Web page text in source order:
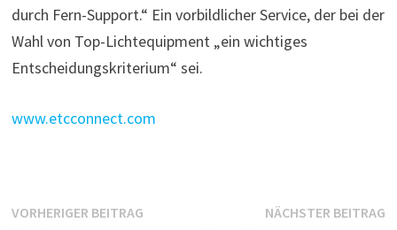
durch Fern-Support.“ Ein vorbildlicher Service, der bei der
Wahl von Top-Lichtequipment „ein wichtiges
Entscheidungskriterium“ sei.
www.etcconnect.com
Beitragsnavigation
VORHERIGER BEITRAG NÄCHSTER BEITRAG